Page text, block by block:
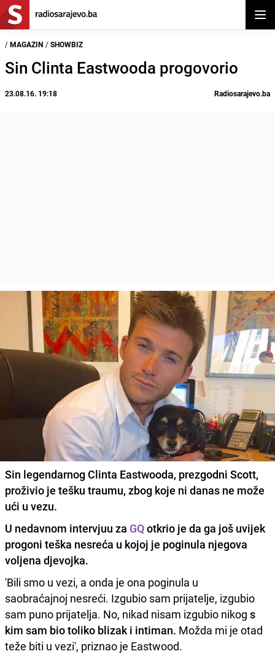
/ MAGAZIN / SHOWBIZ
Sin Clinta Eastwooda progovorio
23.08.16. 19:18 Radiosarajevo.ba
Sin legendarnog Clinta Eastwooda, prezgodni Scott,
proživio je tešku traumu, zbog koje ni danas ne može
ući u vezu.
U nedavnom intervjuu za GQotkrio je da ga još uvijek
progoni teška nesreća u kojoj je poginula njegova
voljena djevojka.
'Bili smo u vezi, a onda je ona poginula u
saobraćajnoj nesreći. Izgubio sam prijatelje, izgubio
sam puno prijatelja. No, nikad nisam izgubio nikog s
kim sam bio toliko blizak i intiman. Možda mi je otad
teže biti u vezi', priznao je Eastwood.